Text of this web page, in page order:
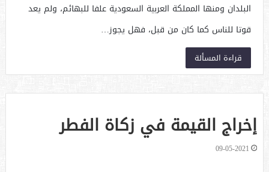
البلدان ومنها المملكة العربية السعودية علفا للبهائم، ولم يعد
قوتا للناس كما كان من قبل، فهل يجوز…
قراءة المسألة
إخراج القيمة في زكاة الفطر
09-05-2021